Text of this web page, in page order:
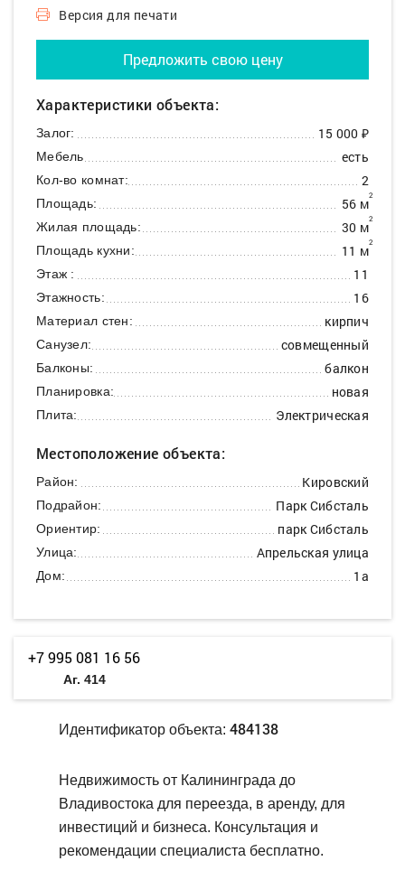
Версия для печати
Предложить свою цену
Характеристики объекта:
Залог: 15 000 ₽
Мебель есть
Кол-во комнат: 2
Площадь: 56 м2
Жилая площадь: 30 м2
Площадь кухни: 11 м2
Этаж : 11
Этажность: 16
Материал стен: кирпич
Санузел: совмещенный
Балконы: балкон
Планировка: новая
Плита: Электрическая
Местоположение объекта:
Район: Кировский
Подрайон: Парк Сибсталь
Ориентир: парк Сибсталь
Улица: Апрельская улица
Дом: 1а
+7 995 081 16 56
Аг. 414
Идентификатор объекта: 484138
Недвижимость от Калининграда до
Владивостока для переезда, в аренду, для
инвестиций и бизнеса. Консультация и
рекомендации специалиста бесплатно.